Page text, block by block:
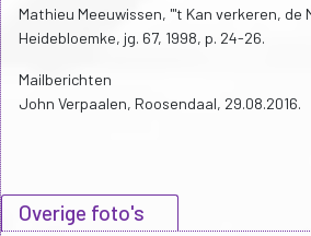
Mathieu Meeuwissen, "'t Kan verkeren, de
Heidebloemke, jg. 67, 1998, p. 24-26.
Mailberichten
John Verpaalen, Roosendaal, 29.08.2016.
Overige foto's